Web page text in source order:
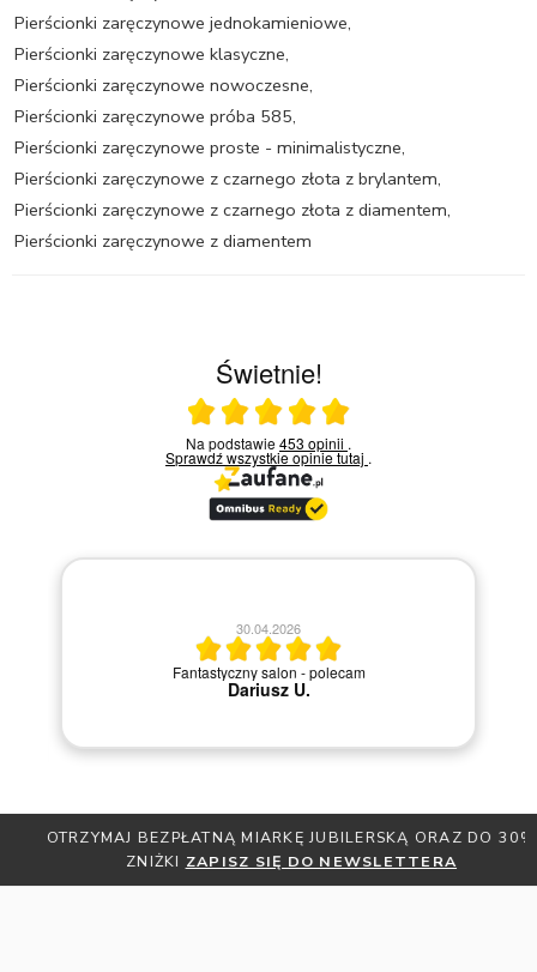
Pierścionki zaręczynowe jednokamieniowe,
Pierścionki zaręczynowe klasyczne,
Pierścionki zaręczynowe nowoczesne,
Pierścionki zaręczynowe próba 585,
Pierścionki zaręczynowe proste - minimalistyczne,
Pierścionki zaręczynowe z czarnego złota z brylantem,
Pierścionki zaręczynowe z czarnego złota z diamentem,
Pierścionki zaręczynowe z diamentem
Świetnie!
Ocena średnia 5 na 5
Na podstawie453 opinii .
Sprawdź wszystkie opinietutaj .
20.04.2026
Szybka i sprawna obsługa.
OTRZYMAJ BEZPŁATNĄ MIARKĘ JUBILERSKĄ ORAZ DO 30%
ZNIŻKIZAPISZ SIĘ DO NEWSLETTERA